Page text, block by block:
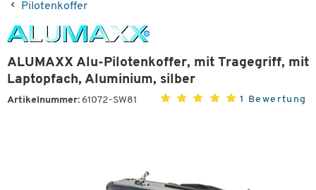
Pilotenkoffer
ALUMAXX Alu-Pilotenkoffer, mit Tragegriff, mit
Laptopfach, Aluminium, silber
Artikelnummer: 61072-SW81 1 Bewertung